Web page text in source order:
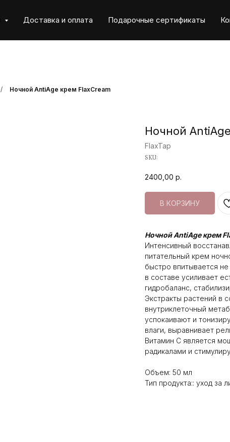
Доставка и оплата Подарочные сертификаты
/ Ночной AntiAge крем FlaxCream
Ночной
FlaxTap
SKU:
2400,00 р.
В КОРЗИНУ
Ночной AntiAge крем
Интенсивный
питательный крем
быстро впитывается
в составе усиливает
гидробаланс,
Экстракты растений в
внутриклеточный
успокаивают и
влаги, выравнивает
Витамин С является
радикалами и
Объем: 50 мл
Тип продукта:: уход за